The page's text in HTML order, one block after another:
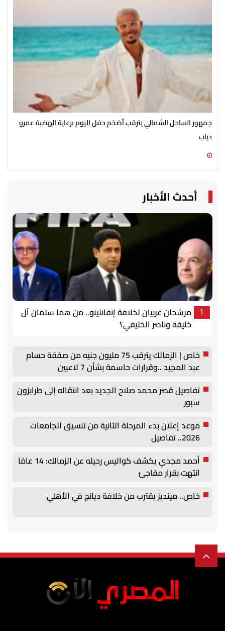
جمهور الساحل الشمالي يترقب أضخم حفل اليوم برعاية الهضبة عمرو
دياب
أحدث الأخبار
1
مرشحان عربيان لخلافة إنفانتينو.. من هما سلمان آل
خليفة وناصر الخليفي؟
خاص | الزمالك يترقب 75 مليون جنيه من صفقة حسام
عبد المجيد ..وقرارات حاسمة بشأن 7 لاعبين
تفاصيل قصر محمد صلاح الجديد بعد انتقاله إلى طرابزون
سبور
موعد إعلان بدء المرحلة الثانية من تنسيق الجامعات
2026.. تفاصيل
أحمد مجدي يكشف كواليس رحيله عن الزمالك: 14 عامًا
انتهت بقرار مفاجئ
خاص.. مينديز يقترب من خلافة ديانج في الأهلي